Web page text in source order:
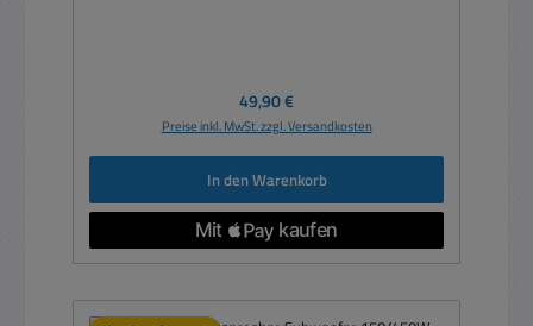
Regulärer Preis:
49,90 €
Preise inkl. MwSt. zzgl. Versandkosten
In den Warenkorb